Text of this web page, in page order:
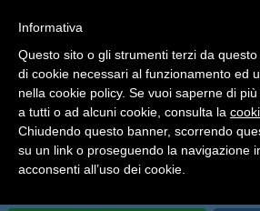
HOME Magic The Gathering Mazzi -
Mirrodin
Ciao a tutti, il negozio sarà chiuso dal
compreso.
Tutti gli ordini effettuati dopo le 15:00
spediti a partire dal giorno 25/08.
Buone vacanze a tutti dallo staff di
Informativa
Questo sito o gli strumenti terzi da
di cookie necessari al funzionamento ed
nella cookie policy. Se vuoi saperne di
a tutti o ad alcuni cookie, consulta la
Chiudendo questo banner, scorrendo
su un link o proseguendo la navigazione
acconsenti all’uso dei cookie.